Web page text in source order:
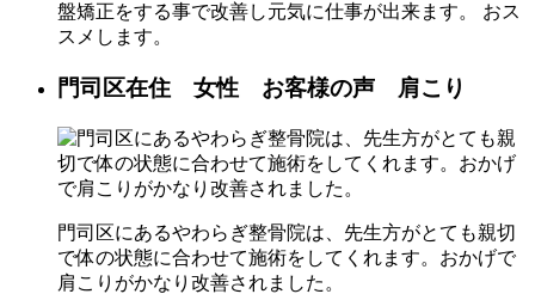
盤矯正をする事で改善し元気に仕事が出来ます。 おス
スメします。
門司区在住 女性 お客様の声 肩こり
門司区にあるやわらぎ整骨院は、先生方がとても親切
で体の状態に合わせて施術をしてくれます。おかげで
肩こりがかなり改善されました。